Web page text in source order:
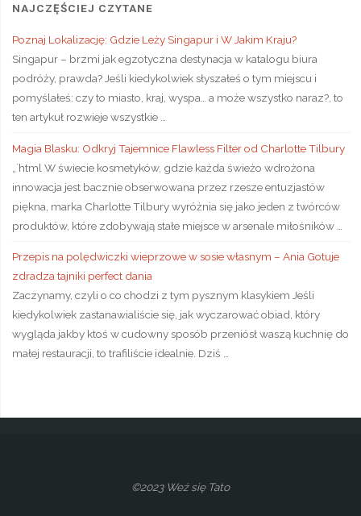
NAJCZĘŚCIEJ CZYTANE
Poznaj Lokalizację: Gdzie Leży Singapur i W Jakim Kraju?
Singapur – brzmi jak egzotyczna destynacja w katalogu biura
podróży, prawda? Jeśli kiedykolwiek słyszałeś o tym miejscu i
pomyślałeś: czy to miasto, kraj, wyspa… a może wszystko naraz?, to
ten artykuł rozwieje wszystkie …
Magia Blasku: Odkryj Tajemnice Flawless Filter od Charlotte Tilbury
„`html W świecie kosmetyków, gdzie każda świeżo wdrożona
innowacja jest bacznie obserwowana przez rzesze entuzjastów
piękna, marka Charlotte Tilbury wyróżnia się jako jeden z twórców
produktów, które zdobywają stałe miejsce w arsenale miłośników …
Przepis na polędwiczki wieprzowe w sosie własnym – Ania Gotuje
zdradza tajniki perfect dania
Zaczynamy, czyli o co chodzi z tym pysznym klasykiem Jeśli
kiedykolwiek zastanawialiście się, jak wyczarować obiad, który
wygląda jakby ktoś w cudowny sposób przeniósł waszą kuchnię do
małej restauracji, to trafiliście idealnie. Dziś …
©2023 Weź się Tato